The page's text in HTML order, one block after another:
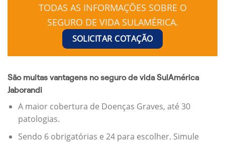
TODAS AS INFORMAÇÕES SOBRE O
SEGURO DE VIDA SULAMÉRICA.
SOLICITAR COTAÇÃO
São muitas vantagens no seguro de vida SulAmérica
Jaborandi
A maior cobertura de Doenças Graves, até 30
patologias.
Sendo 6 obrigatórias e 24 para escolher. Simule